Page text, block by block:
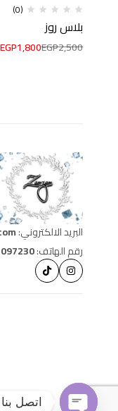
(0)
بلاس روز
EGP2,500
EGP1,800
البريد الالكتروني:
رقم الهاتف:
اتصل بنا